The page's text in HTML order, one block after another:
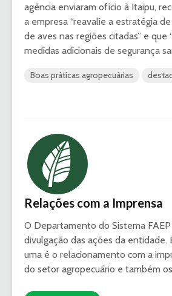
agência enviaram ofício à Itaipu,
a empresa “reavalie a estratégia
de aves nas regiões citadas” e que
medidas adicionais de segurança
Boas práticas agropecuárias
Relações com a Imprensa
O Departamento do Sistema
divulgação das ações da entidade.
uma é o relacionamento com a
do setor agropecuário e também